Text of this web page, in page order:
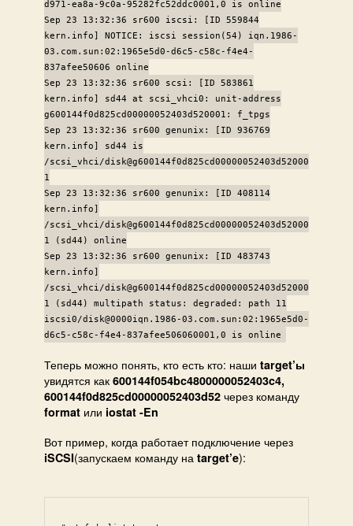
d971-ea8a-9c0a-95282fc52ddc0001,0 is online
Sep 23 13:32:36 sr600 iscsi: [ID 559844
kern.info] NOTICE: iscsi session(54) iqn.1986-
03.com.sun:02:1965e5d0-d6c5-c58c-f4e4-
837afee50606 online
Sep 23 13:32:36 sr600 scsi: [ID 583861
kern.info] sd44 at scsi_vhci0: unit-address
g600144f0d825cd00000052403d520001: f_tpgs
Sep 23 13:32:36 sr600 genunix: [ID 936769
kern.info] sd44 is
/scsi_vhci/disk@g600144f0d825cd00000052403d52000
1
Sep 23 13:32:36 sr600 genunix: [ID 408114
kern.info]
/scsi_vhci/disk@g600144f0d825cd00000052403d52000
1 (sd44) online
Sep 23 13:32:36 sr600 genunix: [ID 483743
kern.info]
/scsi_vhci/disk@g600144f0d825cd00000052403d52000
1 (sd44) multipath status: degraded: path 11
iscsi0/disk@0000iqn.1986-03.com.sun:02:1965e5d0-
d6c5-c58c-f4e4-837afee506060001,0 is online
Теперь можно понять, кто есть кто: наши target’ы
увидятся как 600144f054bc4800000052403c4,
600144f0d825cd00000052403d52 через команду
format или iostat -En
Вот пример, когда работает подключение через
iSCSI(запускаем команду на target’e):